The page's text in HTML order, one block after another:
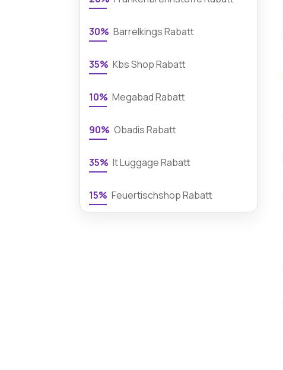
30% Barrelkings Rabatt
35% Kbs Shop Rabatt
10% Megabad Rabatt
90% Obadis Rabatt
35% It Luggage Rabatt
15% Feuertischshop Rabatt